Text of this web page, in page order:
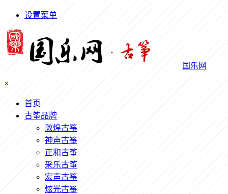
设置菜单
国乐网
×
首页
古筝品牌
敦煌古筝
神声古筝
正和古筝
采乐古筝
宏声古筝
炫光古筝